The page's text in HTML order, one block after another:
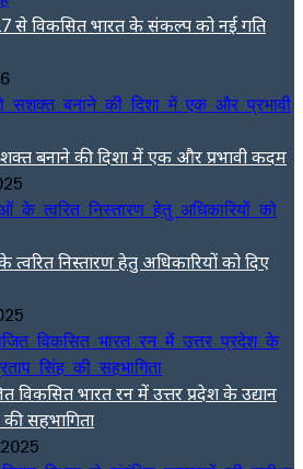
से विकसित भारत के संकल्प को नई गति
बनाने की दिशा में एक और प्रभावी कदम
निस्तारण हेतु अधिकारियों को दिए
भारत रन में उत्तर प्रदेश के उद्यान
की सहभागिता